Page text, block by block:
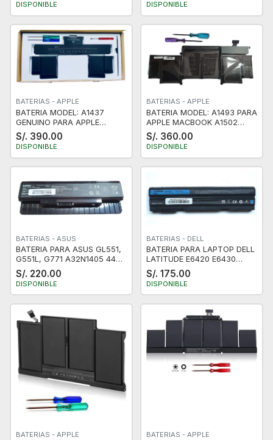
DISPONIBLE DISPONIBLE
BATERIAS - APPLE
BATERIA MODEL: A1437
GENUINO PARA APPLE
MACBOOK PRO 13
S/. 390.00
DISPONIBLE
BATERIAS - APPLE
BATERIA MODEL: A1493 PARA
APPLE MACBOOK A1502
11.36V, 74.9Wh, 6600mAh
S/. 360.00
DISPONIBLE
BATERIAS - ASUS
BATERIA PARA ASUS GL551,
G551L, G771 A32N1405 4400
mAh/48Wh
S/. 220.00
DISPONIBLE
BATERIAS - DELL
BATERIA PARA LAPTOP DELL
LATITUDE E6420 E6430
S/. 175.00
DISPONIBLE
BATERIAS - APPLE BATERIAS - APPLE